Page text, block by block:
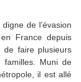
de l’évasion
France depuis
de faire plusieurs
familles. Muni de
il est allé